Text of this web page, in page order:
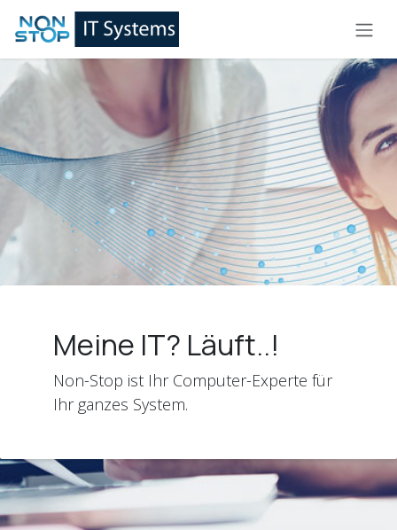
Zum Inhalt springen
Meine IT? Läuft..!
Non-Stop ist Ihr Computer-Experte für
Ihr ganzes System.